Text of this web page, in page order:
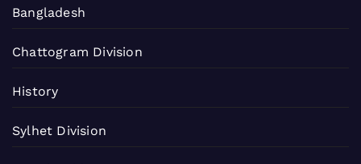
Bangladesh
Chattogram Division
History
Sylhet Division